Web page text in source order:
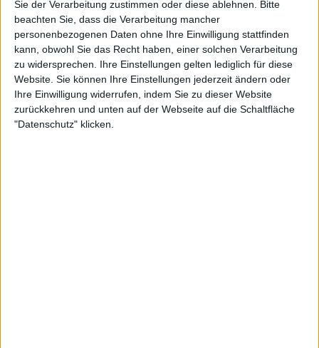
Sie der Verarbeitung zustimmen oder diese ablehnen.
Bitte
beachten Sie, dass die Verarbeitung mancher
personenbezogenen Daten ohne Ihre Einwilligung stattfinden
kann, obwohl Sie das Recht haben, einer solchen Verarbeitung
zu widersprechen. Ihre Einstellungen gelten lediglich für diese
Website. Sie können Ihre Einstellungen jederzeit ändern oder
Ihre Einwilligung widerrufen, indem Sie zu dieser Website
zurückkehren und unten auf der Webseite auf die Schaltfläche
"Datenschutz" klicken.
bis
Punkten
Nach Genres filtern►︎